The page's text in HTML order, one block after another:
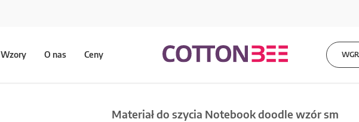
Wzory O nas Ceny
Materiał do szycia Notebook doodle wzór sm